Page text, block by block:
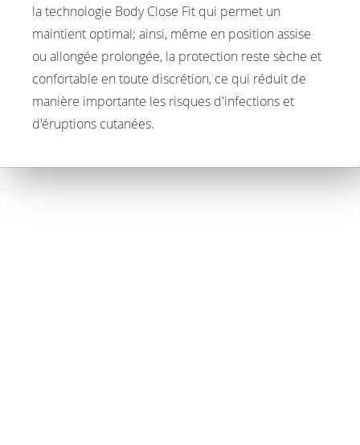
la technologie Body Close Fit qui permet un
maintient optimal; ainsi, même en position assise
ou allongée prolongée, la protection reste sèche et
confortable en toute discrétion, ce qui réduit de
manière importante les risques d'infections et
d'éruptions cutanées.